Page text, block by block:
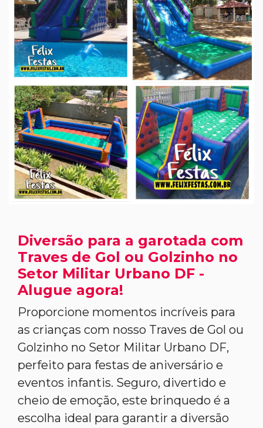
Diversão para a garotada com
Traves de Gol ou Golzinho no
Setor Militar Urbano DF -
Alugue agora!
Proporcione momentos incríveis para
as crianças com nosso Traves de Gol ou
Golzinho no Setor Militar Urbano DF,
perfeito para festas de aniversário e
eventos infantis. Seguro, divertido e
cheio de emoção, este brinquedo é a
escolha ideal para garantir a diversão